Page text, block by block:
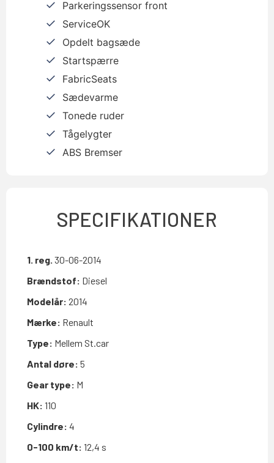
Parkeringssensor front
ServiceOK
Opdelt bagsæde
Startspærre
FabricSeats
Sædevarme
Tonede ruder
Tågelygter
ABS Bremser
SPECIFIKATIONER
1. reg. 30-06-2014
Brændstof: Diesel
Modelår: 2014
Mærke: Renault
Type: Mellem St.car
Antal døre: 5
Gear type: M
HK: 110
Cylindre: 4
0-100 km/t: 12,4 s